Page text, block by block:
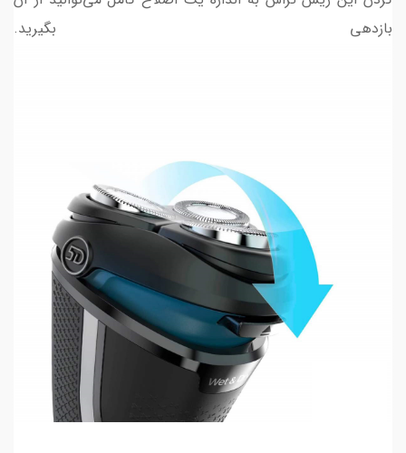
بازدهی بگیرید.